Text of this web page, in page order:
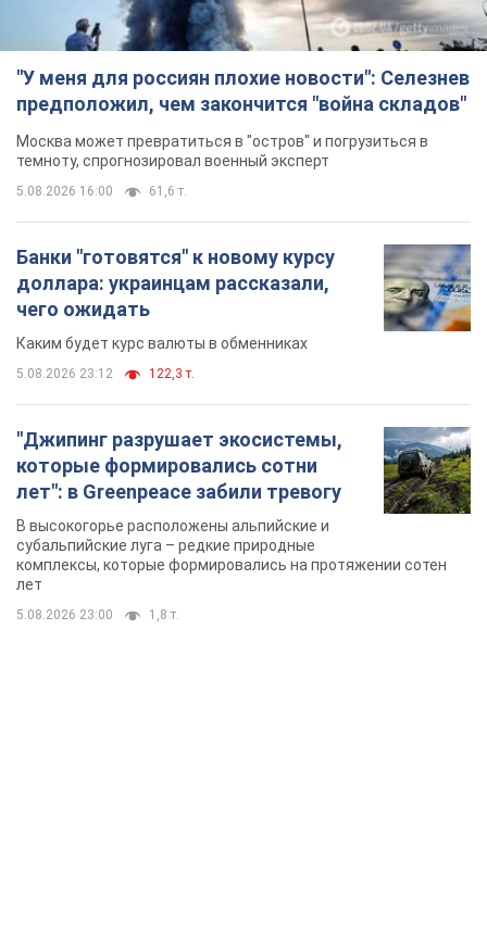
"У меня для россиян плохие новости": Селезнев
предположил, чем закончится "война складов"
Москва может превратиться в "остров" и погрузиться в
темноту, спрогнозировал военный эксперт
5.08.2026 16:00 61,6 т.
Банки "готовятся" к новому курсу
доллара: украинцам рассказали,
чего ожидать
Каким будет курс валюты в обменниках
5.08.2026 23:12 122,3 т.
"Джипинг разрушает экосистемы,
которые формировались сотни
лет": в Greenpeace забили тревогу
В высокогорье расположены альпийские и
субальпийские луга – редкие природные
комплексы, которые формировались на протяжении сотен
лет
5.08.2026 23:00 1,8 т.